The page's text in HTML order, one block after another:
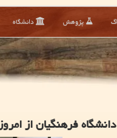
پژوهش دانشگاه
فرهنگیان از